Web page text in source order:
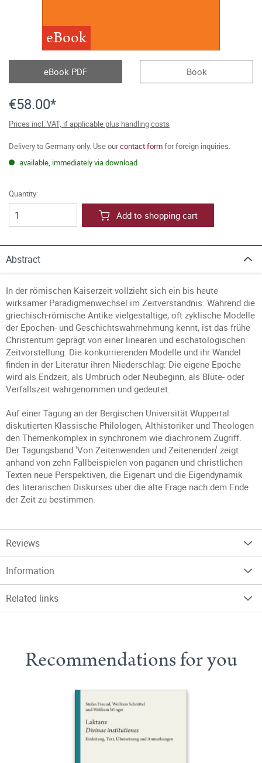
eBook
eBook PDF Book
€58.00*
Prices incl. VAT, if applicable plus handling costs
Delivery to Germany only. Use ourcontact formfor foreign inquiries.
available, immediately via download
Quantity:
Add to shopping cart
Abstract
In der römischen Kaiserzeit vollzieht sich ein bis heute
wirksamer Paradigmenwechsel im Zeitverständnis. Während die
griechisch-römische Antike vielgestaltige, oft zyklische Modelle
der Epochen- und Geschichtswahrnehmung kennt, ist das frühe
Christentum geprägt von einer linearen und eschatologischen
Zeitvorstellung. Die konkurrierenden Modelle und ihr Wandel
finden in der Literatur ihren Niederschlag: Die eigene Epoche
wird als Endzeit, als Umbruch oder Neubeginn, als Blüte- oder
Verfallszeit wahrgenommen und gedeutet.
Auf einer Tagung an der Bergischen Universität Wuppertal
diskutierten Klassische Philologen, Althistoriker und Theologen
den Themenkomplex in synchronem wie diachronem Zugriff.
Der Tagungsband 'Von Zeitenwenden und Zeitenenden' zeigt
anhand von zehn Fallbeispielen von paganen und christlichen
Texten neue Perspektiven, die Eigenart und die Eigendynamik
des literarischen Diskurses über die alte Frage nach dem Ende
der Zeit zu bestimmen.
Reviews
Information
Related links
Recommendations for you